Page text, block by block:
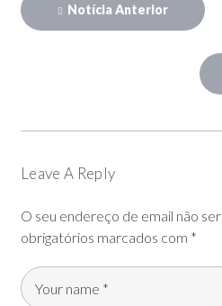
Notícia Anterior
Leave A Reply
O seu endereço de email não
obrigatórios marcados com *